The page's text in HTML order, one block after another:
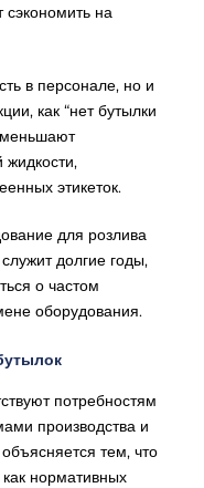
на
в персонале, но и
как “нет бутылки
жидкости,
этикеток.
для розлива
долгие годы,
о частом
оборудования.
потребностям
производства и
тем, что
нормативных